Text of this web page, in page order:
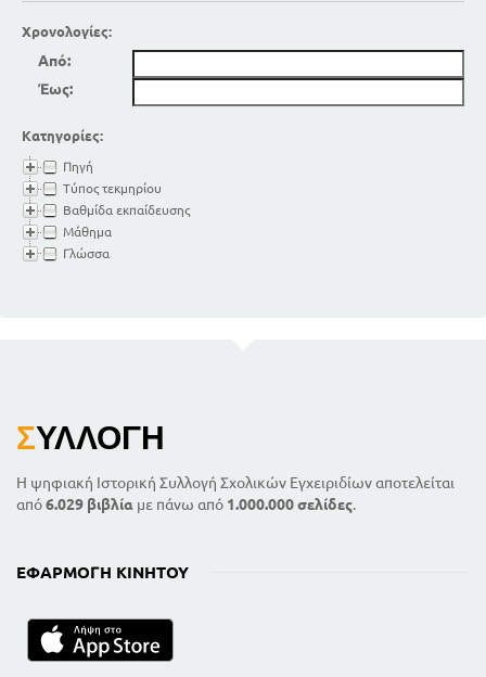
Χρονολογίες:
Από:
Έως:
Κατηγορίες:
Πηγή
Τύπος τεκμηρίου
Βαθμίδα εκπαίδευσης
Μάθημα
Γλώσσα
ΣΥΛΛΟΓΉ
Η ψηφιακή Ιστορική Συλλογή Σχολικών Εγχειριδίων αποτελείται
από6.029 βιβλία με πάνω από 1.000.000 σελίδες.
ΕΦΑΡΜΟΓΉ ΚΙΝΗΤΟΎ